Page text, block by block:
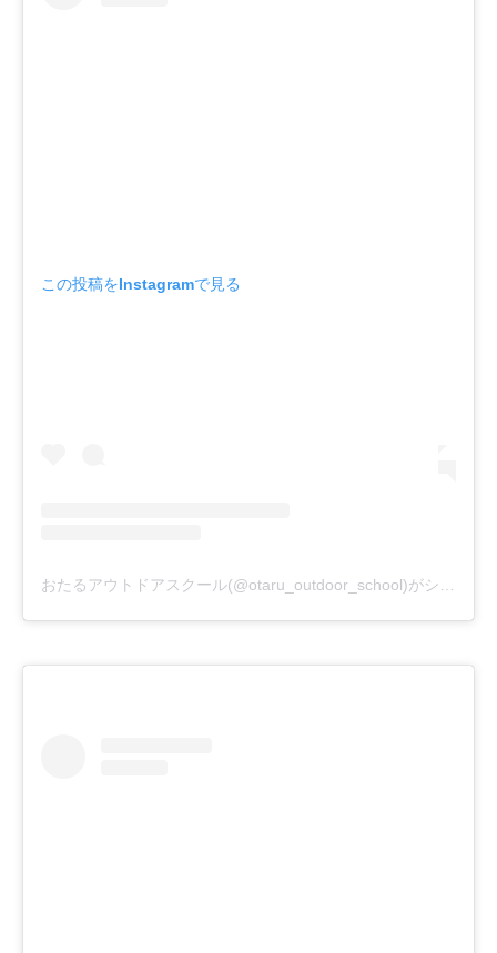
この投稿をInstagramで見る